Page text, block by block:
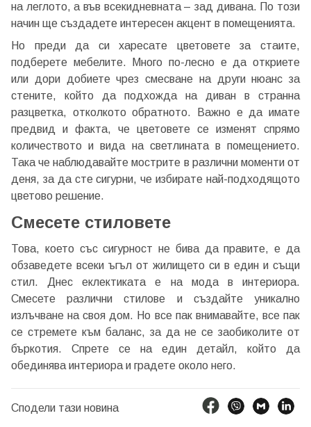
Добре дошъл!
Вход Регистрация
на леглото, а във всекидневната – зад дивана. По този
начин ще създадете интересен акцент в помещенията.
Но преди да си харесате цветовете за стаите,
подберете мебелите. Много по-лесно е да откриете
или дори добиете чрез смесване на други нюанс за
стените, който да подхожда на диван в странна
разцветка, отколкото обратното. Важно е да имате
предвид и факта, че цветовете се изменят спрямо
количеството и вида на светлината в помещението.
Така че наблюдавайте мострите в различни моменти от
деня, за да сте сигурни, че избирате най-подходящото
цветово решение.
Смесете стиловете
Това, което със сигурност не бива да правите, е да
обзаведете всеки ъгъл от жилището си в един и същи
стил. Днес еклектиката е на мода в интериора.
Смесете различни стилове и създайте уникално
излъчване на своя дом. Но все пак внимавайте, все пак
се стремете към баланс, за да не се заобиколите от
бъркотия. Спрете се на един детайл, който да
обединява интериора и градете около него.
Сподели тази новина